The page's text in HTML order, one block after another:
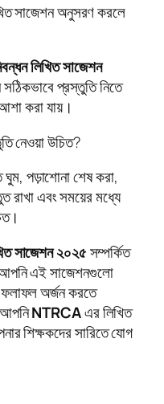
সাজেশন অনুসরণ করলে
লিখিত সাজেশন
প্রস্তুতি নিতে
করা যায়।
নেওয়া উচিত?
ঘুম, পড়াশোনা শেষ করা,
রাখা এবং সময়ের মধ্যে
সাজেশন ২০২৫সম্পর্কিত
আপনি এই সাজেশনগুলো
অর্জন করতে
NTRCAএর লিখিত
শিক্ষকদের সারিতে যোগ